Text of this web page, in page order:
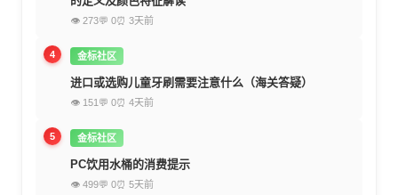
👁 273💬 0⏰ 3天前
4 金标社区
进口或选购儿童牙刷需要注意什么（海关答疑）
👁 151 💬 0⏰ 4天前
5 金标社区
PC饮用水桶的消费提示
👁 499💬 0⏰ 5天前